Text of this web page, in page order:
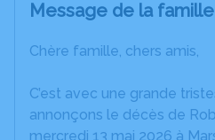
Message de la famille
Chère famille, chers amis,
C’est avec une grande
annonçons le décès de
mercredi 13 mai 2026 à